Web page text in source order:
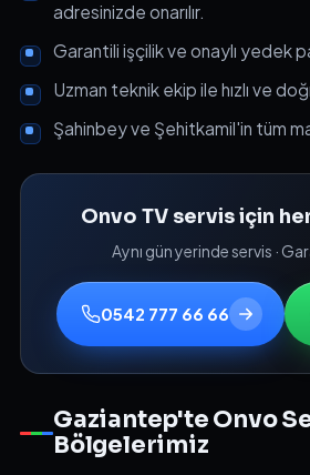
adresinizde onarılır.
Garantili işçilik ve onaylı yedek
Uzman teknik ekip ile hızlı ve
Şahinbey ve Şehitkamil'in tüm
Onvo TV servis için
Aynı gün yerinde servis ·
0542 777 66 66
Gaziantep'te Onvo
Bölgelerimiz